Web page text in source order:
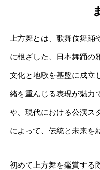
上方舞とは、歌舞伎舞
に根ざした、日本舞踊の
文化と地歌を基盤に成立
緒を重んじる表現が魅力
や、現代における公演ス
によって、伝統と未来を
初めて上方舞を鑑賞する